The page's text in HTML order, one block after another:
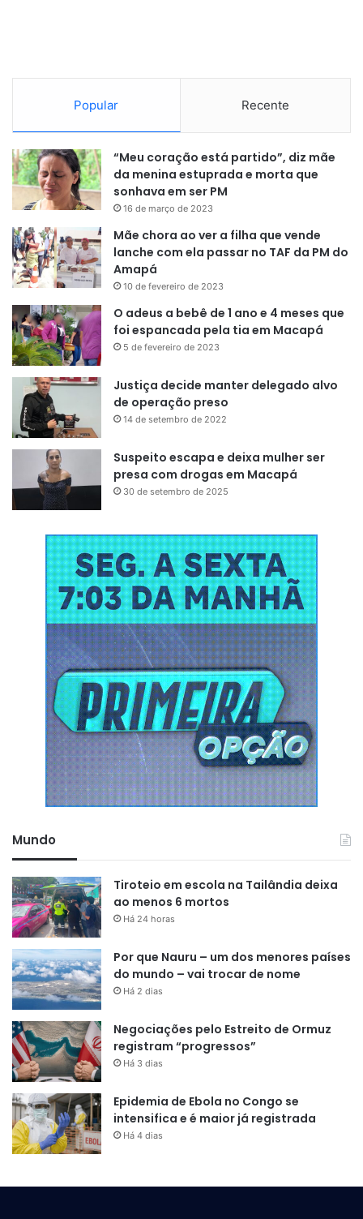
Popular Recente
“Meu coração está partido”, diz mãe
da menina estuprada e morta que
sonhava em ser PM
16 de março de 2023
Mãe chora ao ver a filha que vende
lanche com ela passar no TAF da PM do
Amapá
10 de fevereiro de 2023
O adeus a bebê de 1 ano e 4 meses que
foi espancada pela tia em Macapá
5 de fevereiro de 2023
Justiça decide manter delegado alvo
de operação preso
14 de setembro de 2022
Suspeito escapa e deixa mulher ser
presa com drogas em Macapá
30 de setembro de 2025
Mundo
Tiroteio em escola na Tailândia deixa
ao menos 6 mortos
Há 24 horas
Por que Nauru – um dos menores países
do mundo – vai trocar de nome
Há 2 dias
Negociações pelo Estreito de Ormuz
registram “progressos”
Há 3 dias
Epidemia de Ebola no Congo se
intensifica e é maior já registrada
Há 4 dias